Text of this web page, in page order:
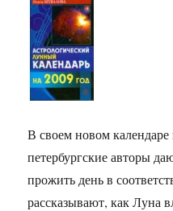
В своем новом
петербургские авторы
прожить день в
рассказывают, как Луна